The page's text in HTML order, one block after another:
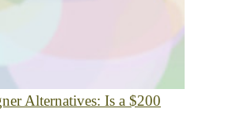
Alternatives: Is a $200